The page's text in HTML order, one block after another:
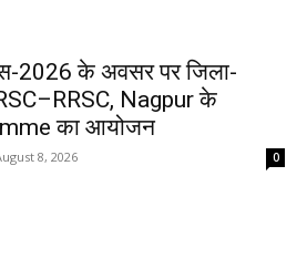
2026 के अवसर पर जिला-
Nagpur के
का आयोजन
8, 2026 0